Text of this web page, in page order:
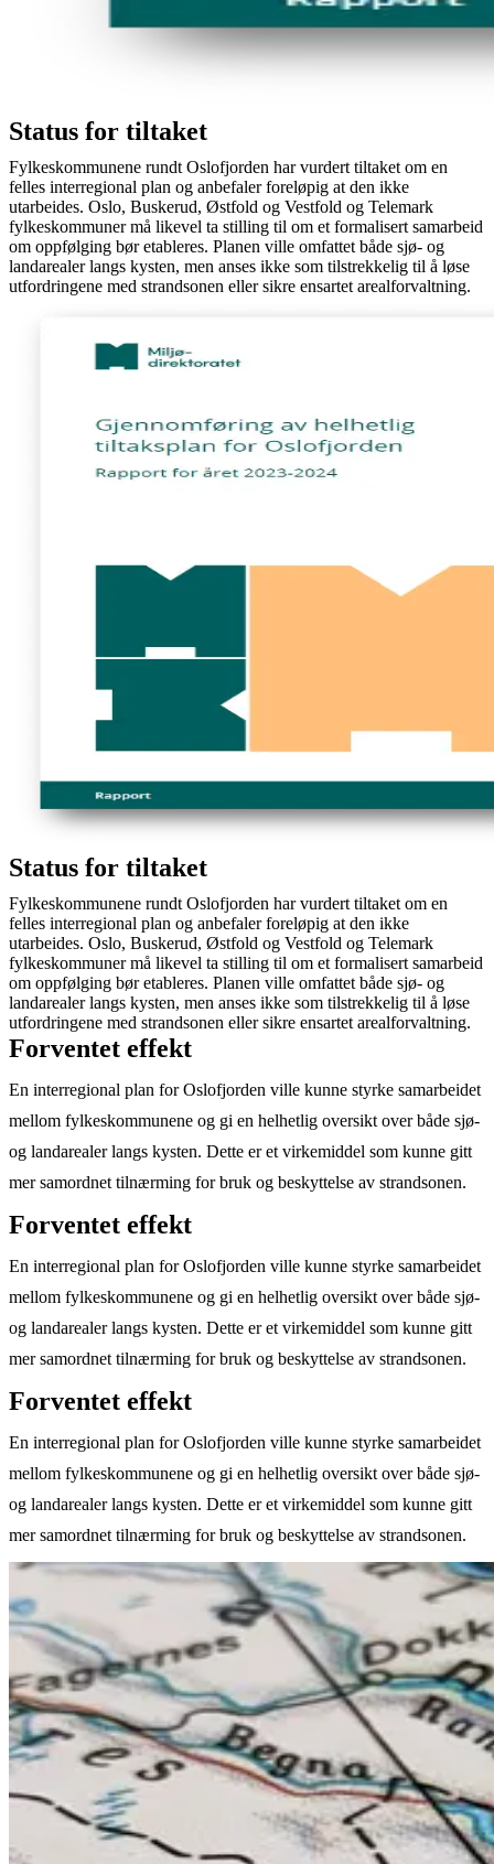
Status for tiltaket
Fylkeskommunene rundt Oslofjorden har vurdert tiltaket om en
felles interregional plan og anbefaler foreløpig at den ikke
utarbeides. Oslo, Buskerud, Østfold og Vestfold og Telemark
fylkeskommuner må likevel ta stilling til om et formalisert samarbeid
om oppfølging bør etableres. Planen ville omfattet både sjø- og
landarealer langs kysten, men anses ikke som tilstrekkelig til å løse
utfordringene med strandsonen eller sikre ensartet arealforvaltning.
Status for tiltaket
Fylkeskommunene rundt Oslofjorden har vurdert tiltaket om en
felles interregional plan og anbefaler foreløpig at den ikke
utarbeides. Oslo, Buskerud, Østfold og Vestfold og Telemark
fylkeskommuner må likevel ta stilling til om et formalisert samarbeid
om oppfølging bør etableres. Planen ville omfattet både sjø- og
landarealer langs kysten, men anses ikke som tilstrekkelig til å løse
utfordringene med strandsonen eller sikre ensartet arealforvaltning.
Forventet effekt
En interregional plan for Oslofjorden ville kunne styrke samarbeidet
mellom fylkeskommunene og gi en helhetlig oversikt over både sjø-
og landarealer langs kysten. Dette er et virkemiddel som kunne gitt
mer samordnet tilnærming for bruk og beskyttelse av strandsonen.
Forventet effekt
En interregional plan for Oslofjorden ville kunne styrke samarbeidet
mellom fylkeskommunene og gi en helhetlig oversikt over både sjø-
og landarealer langs kysten. Dette er et virkemiddel som kunne gitt
mer samordnet tilnærming for bruk og beskyttelse av strandsonen.
Forventet effekt
En interregional plan for Oslofjorden ville kunne styrke samarbeidet
mellom fylkeskommunene og gi en helhetlig oversikt over både sjø-
og landarealer langs kysten. Dette er et virkemiddel som kunne gitt
mer samordnet tilnærming for bruk og beskyttelse av strandsonen.